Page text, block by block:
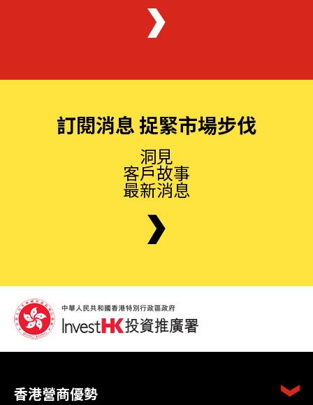
訂閱消息 捉緊市場步伐
洞見
客戶故事
最新消息
香港營商優勢